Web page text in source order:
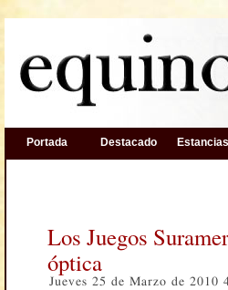
Portada Destacado
Los Juegos
óptica
Jueves 25 de Marzo de 2010